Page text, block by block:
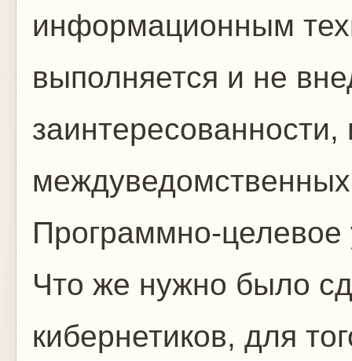
информационным
выполняется и не
Программно-целевое
Что же нужно было
кибернетиков, для